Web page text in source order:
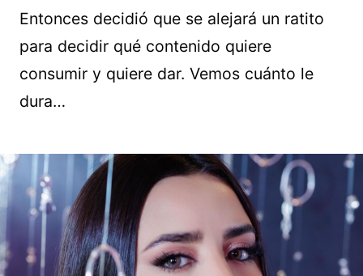
Entonces decidió que se alejará un ratito
para decidir qué contenido quiere
consumir y quiere dar. Vemos cuánto le
dura…